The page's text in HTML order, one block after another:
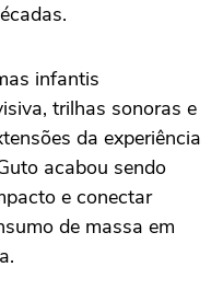
infantis
trilhas sonoras e
da experiência
acabou sendo
e conectar
de massa em